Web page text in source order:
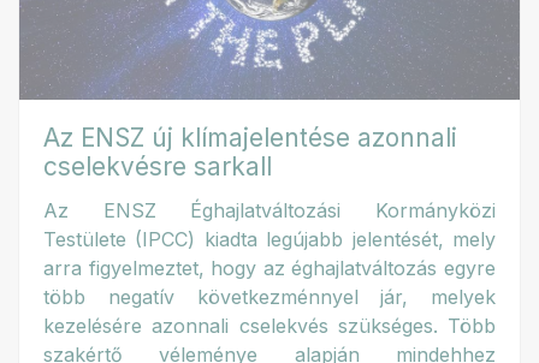
Az ENSZ új klímajelentése azonnali
cselekvésre sarkall
Az ENSZ Éghajlatváltozási Kormányközi
Testülete (IPCC) kiadta legújabb jelentését, mely
arra figyelmeztet, hogy az éghajlatváltozás egyre
több negatív következménnyel jár, melyek
kezelésére azonnali cselekvés szükséges. Több
szakértő véleménye alapján mindehhez